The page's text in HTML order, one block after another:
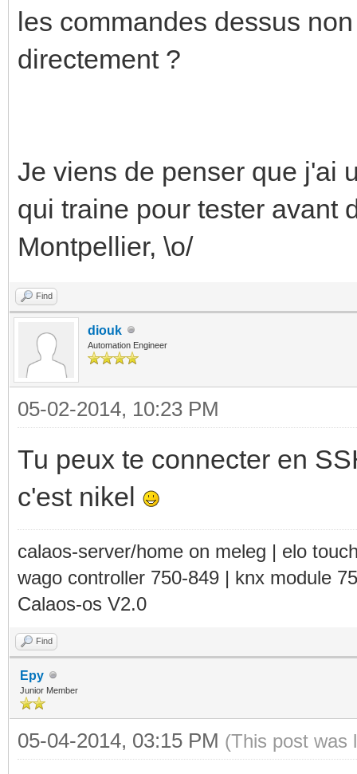
les commandes dessus
directement ?
Je viens de penser que j'ai
qui traine pour tester avant
Montpellier, \o/
Find
diouk
Automation Engineer
05-02-2014, 10:23 PM
Tu peux te connecter en
c'est nikel
calaos-server/home on meleg | elo
wago controller 750-849 | knx module
Calaos-os V2.0
Find
Epy
Junior Member
05-04-2014, 03:15 PM (This post was